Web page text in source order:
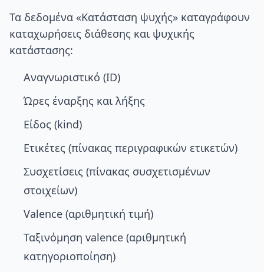
Τα δεδομένα «Κατάσταση ψυχής» καταγράφουν
καταχωρήσεις διάθεσης και ψυχικής
κατάστασης:
Αναγνωριστικό (ID)
Ώρες έναρξης και λήξης
Είδος (kind)
Ετικέτες (πίνακας περιγραφικών ετικετών)
Συσχετίσεις (πίνακας συσχετισμένων
στοιχείων)
Valence (αριθμητική τιμή)
Ταξινόμηση valence (αριθμητική
κατηγοριοποίηση)